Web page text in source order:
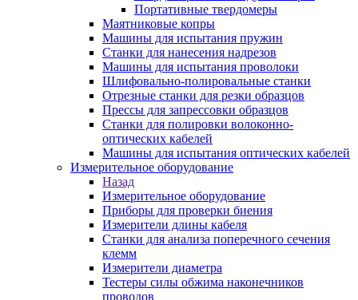
Портативные твердомеры
Маятниковые копры
Машины для испытания пружин
Станки для нанесения надрезов
Машины для испытания проволоки
Шлифовально-полировальные станки
Отрезные станки для резки образцов
Прессы для запрессовки образцов
Станки для полировки волоконно-
оптических кабелей
Машины для испытания оптических кабелей
Измерительное оборудование
Назад
Измерительное оборудование
Приборы для проверки биения
Измерители длины кабеля
Станки для анализа поперечного сечения
клемм
Измерители диаметра
Тестеры силы обжима наконечников
проводов